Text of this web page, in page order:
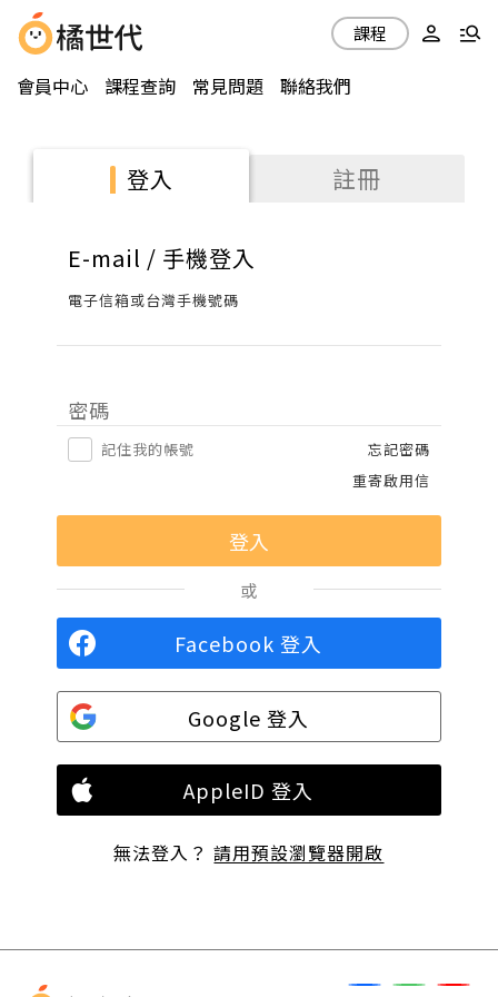
會員中心 課程查詢 常見問題 聯絡我們
課程
登入 註冊
E-mail / 手機登入
電子信箱或台灣手機號碼
密碼
記住我的帳號
忘記密碼
重寄啟用信
或
Facebook 登入
Google 登入
AppleID 登入
無法登入？請用預設瀏覽器開啟